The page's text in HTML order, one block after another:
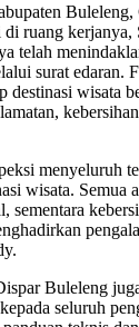
ruang kerjanya,
telah
surat edaran.
destinasi wisata
menyeluruh
wisata. Semua
sementara
Buleleng
seluruh